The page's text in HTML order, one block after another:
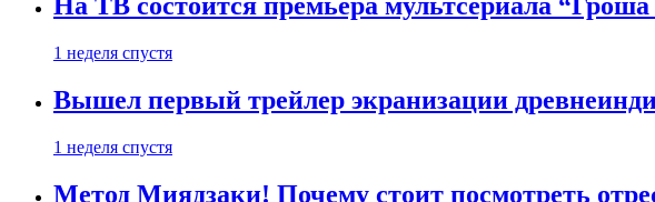
На ТВ состоится премьера мультсериала
1 неделя спустя
Вышел первый трейлер экранизации
1 неделя спустя
Метод Миядзаки! Почему стоит посмотреть